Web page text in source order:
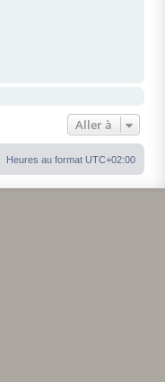
Aller à
Heures au format UTC+02:00